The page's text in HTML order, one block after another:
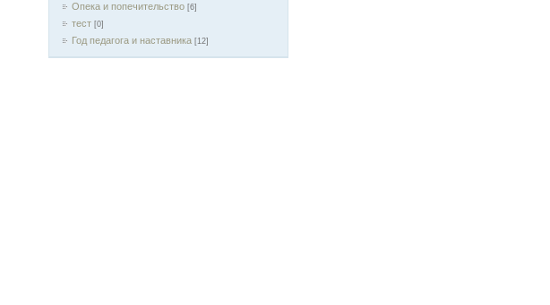
Опека и попечительство [6]
тест [0]
Год педагога и наставника [12]